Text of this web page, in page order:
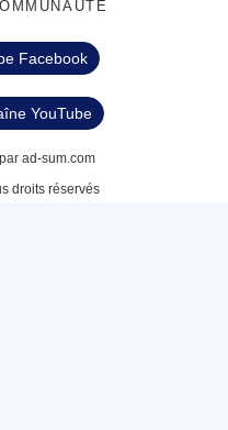
Facebook
YouTube
ad-sum.com
droits réservés